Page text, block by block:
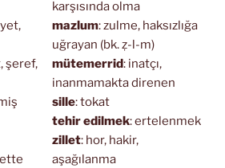
şeref,
karşısında olma
mazlum: zulme, haksızlığa
uğrayan (bk. ẓ-l-m)
mütemerrid: inatçı,
inanmamakta direnen
sille: tokat
tehir edilmek: ertelenmek
zillet: hor, hakir,
aşağılanma